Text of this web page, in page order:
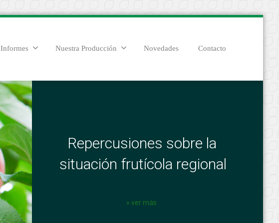
Informes Nuestra Producción Novedades Contacto
Repercusiones sobre la
situación frutícola regional
» ver más